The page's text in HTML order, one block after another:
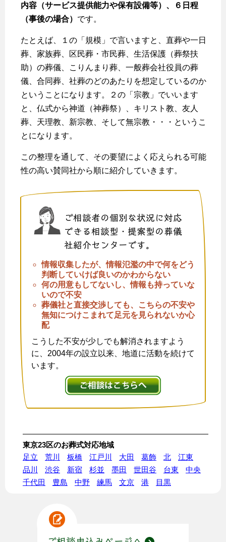
内容（サービス提供能力や保有設備等）、６日程
（事後の場合） です。
たとえば、１の「規模」で言いますと、直葬や一日
葬、家族葬、区民葬・市民葬、生活保護（葬祭扶
助）の葬儀、こりんまり葬、一般葬会社役員の葬
儀、合同葬、社葬のどのあたりを想定しているのか
ということになります。２の「宗教」でいいます
と、仏式から神道（神葬祭）、キリスト教、友人
葬、天理教、新宗教、そして無宗教・・・というこ
とになります。
この整理を通して、その要望によく応えられる可能
性の高い賛同社から順に紹介していきます。
ご相談者の個別な状況に対応
できる相談型・提案型の葬儀
社紹介センターです。
情報収集したが、情報氾濫の中で何をどう
判断していけば良いのかわからない
何の用意もしてないし、情報も持っていな
いので不安
葬儀社と直接交渉しても、こちらの不安や
無知につけこまれて足元を見られないか心
配
こうした不安が少しでも解消されますよう
に、2004年の設立以来、地道に活動を続けて
います。
東京23区のお葬式対応地域
足立
荒川 板橋 江戸川 大田 葛飾 北
江東
品川
渋谷 新宿 杉並 墨田 世田谷 台東
中央
千代田
豊島 中野 練馬 文京 港 目黒